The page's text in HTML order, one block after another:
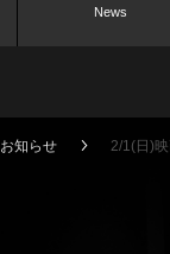
News
お知らせ 2/1(日)